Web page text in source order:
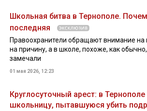
Школьная битва в Тернополе.
последняя
Правоохранители обращают внимание на
на причину, а в школе, похоже, как
замечали
01 мая 2026, 12:23
Круглосуточный арест: в
школьницу, пытавшуюся убить